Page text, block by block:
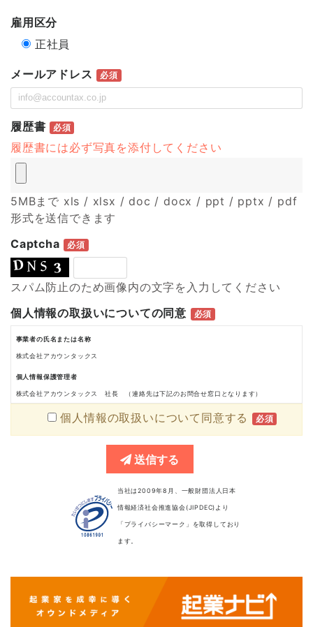
雇用区分
正社員
メールアドレス 必須
履歴書 必須
履歴書には必ず写真を添付してください
5MBまで xls / xlsx / doc / docx / ppt / pptx / pdf
形式を送信できます
Captcha
必須
スパム防止のため画像内の文字を入力してください
個人情報の取扱いについての同意
必須
事業者の氏名または名称
株式会社アカウンタックス
個人情報保護管理者
株式会社アカウンタックス 社長 （連絡先は下記のお問合せ窓口となります）
個人情報の利用目的
個人情報の取り扱いの委託について
取得した個人情報の取扱いの全部又は、一部を委託することはありません。
開示対象個人情報の開示等および問い合わせ窓口について
の訂正・追加または削除・利用の停止・消去および第三者への提供の停止、第三者提供記録
の開示（「開示等」といいます。）に応じます。
東京都千代田区平河町2-11-2平河町グラスゲート2階
個人情報の取扱いについて同意する 必須
送信する
当社は2009年8月、一般財団法人日本
情報経済社会推進協会(JIPDEC)より
「プライバシーマーク」を取得しており
ます。